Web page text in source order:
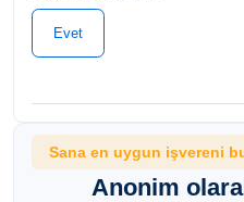
Evet
Sana en uygun işvereni
Anonim